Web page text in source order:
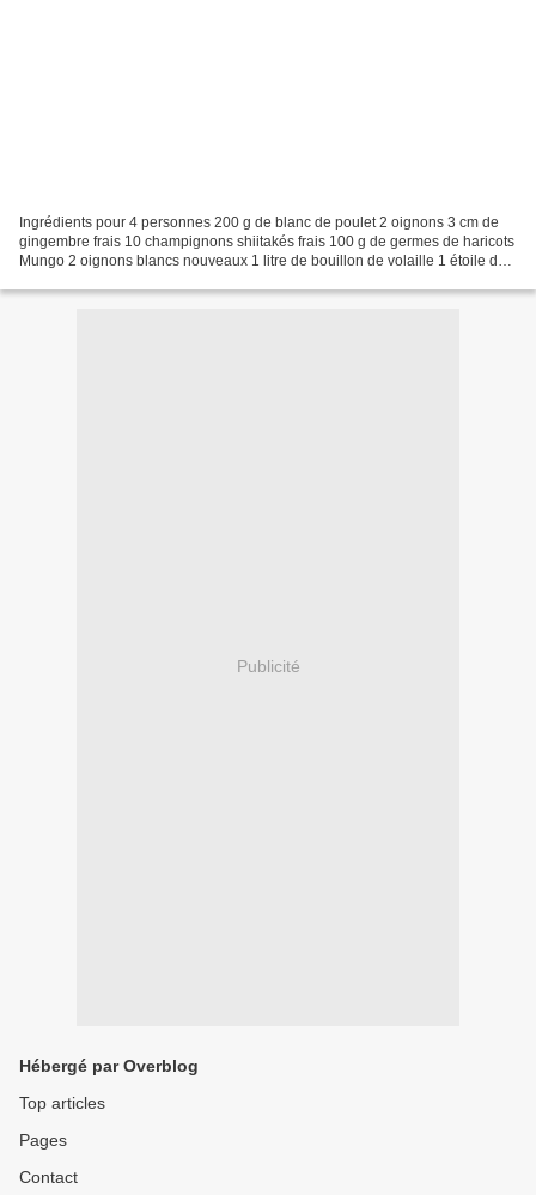
Ingrédients pour 4 personnes 200 g de blanc de poulet 2 oignons 3 cm de
gingembre frais 10 champignons shiitakés frais 100 g de germes de haricots
Mungo 2 oignons blancs nouveaux 1 litre de bouillon de volaille 1 étoile de
Publicité
Hébergé par Overblog
Top articles
Pages
Contact